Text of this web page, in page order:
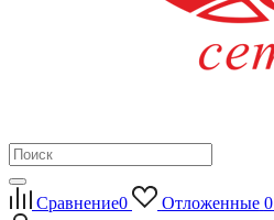
Сравнение0 Отложенные 0